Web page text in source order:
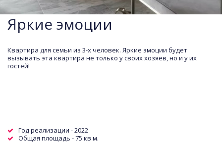
Яркие эмоции
Квартира для семьи из 3-х человек. Яркие эмоции будет
вызывать эта квартира не только у своих хозяев, но и у их
гостей!
Год реализации - 2022
Общая площадь - 75 кв м.